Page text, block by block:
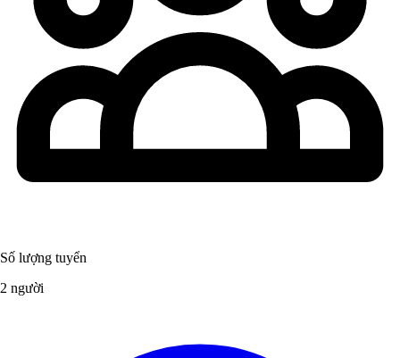
Số lượng tuyển
2 người